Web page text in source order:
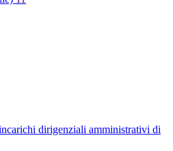
dirigenziali amministrativi di